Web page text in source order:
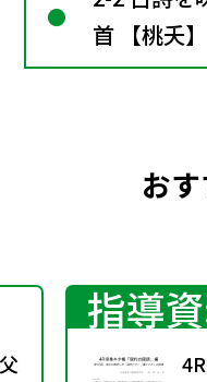
首 【桃夭
酒】【子
お
指導